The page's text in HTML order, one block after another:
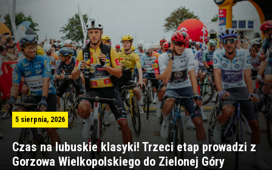
5 sierpnia, 2026
Czas na lubuskie klasyki! Trzeci etap prowadzi z
Gorzowa Wielkopolskiego do Zielonej Góry